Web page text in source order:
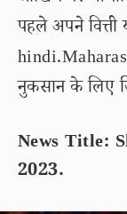
पहले अपने
नुकसान के लिए
News Title:
2023.